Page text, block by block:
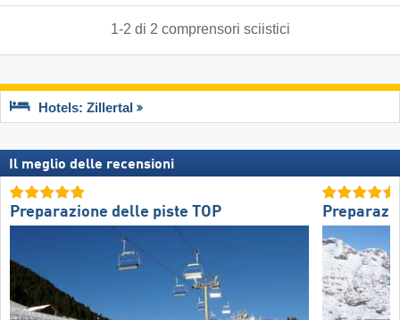
1-2 di 2 comprensori sciistici
Hotels: Zillertal
Il meglio delle recensioni
Preparazione delle piste TOP